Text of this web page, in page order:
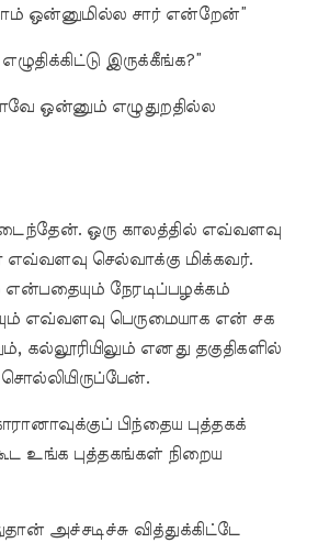
ஒன்னுமில்ல சார் என்றேன்”
இருக்கீங்க?”
ஒன்னும் எழுதுறதில்ல
ஒரு காலத்தில் எவ்வளவு
எவ்வளவு செல்வாக்கு மிக்கவர்.
என்பதையும் நேரடிப்பழக்கம்
எவ்வளவு பெருமையாக என் சக
கல்லூரியிலும் எனது தகுதிகளில்
பிந்தைய புத்தகக்
உங்க புத்தகங்கள் நிறைய
அச்சடிச்சு வித்துக்கிட்டே